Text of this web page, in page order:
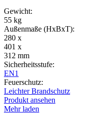
Gewicht:
55 kg
Außenmaße (HxBxT):
280 x
401 x
312 mm
Sicherheitsstufe:
EN1
Feuerschutz:
Leichter Brandschutz
Produkt ansehen
Mehr laden